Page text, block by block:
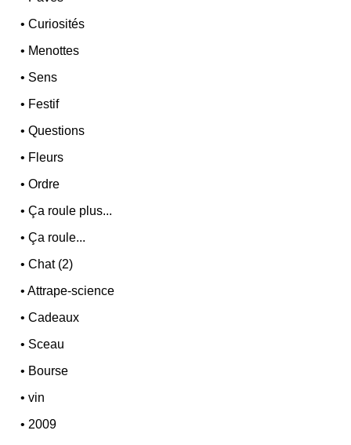
•Curiosités
• Menottes
• Sens
• Festif
•Questions
• Fleurs
•Ordre
•Ça roule plus...
•Ça roule...
•Chat (2)
•Attrape-science
•Cadeaux
• Sceau
• Bourse
•vin
• 2009